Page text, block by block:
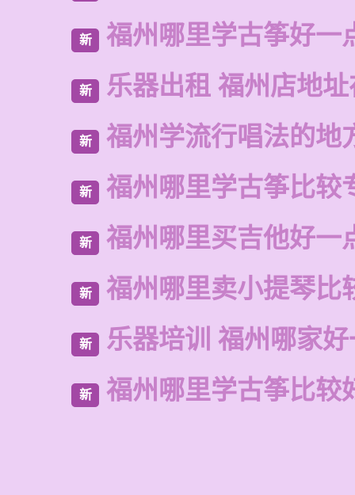
新 福州哪里学古筝好一
新 乐器出租 福州店地
新 福州学流行唱法的地
新 福州哪里学古筝比较
新 福州哪里买吉他好一
新 福州哪里卖小提琴比
新 乐器培训 福州哪家
新 福州哪里学古筝比较